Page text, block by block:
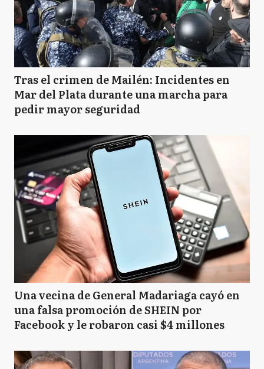
Tras el crimen de Mailén: Incidentes en
Mar del Plata durante una marcha para
pedir mayor seguridad
Una vecina de General Madariaga cayó en
una falsa promoción de SHEIN por
Facebook y le robaron casi $4 millones